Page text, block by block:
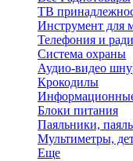
ТВ
Инструмент для
Телефония и
Система охраны
Аудио-видео
Крокодилы
Блоки питания
Паяльники,
Мультиметры,
Еще